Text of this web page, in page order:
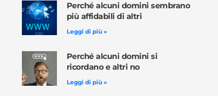
Perché alcuni domini sembrano
più affidabili di altri
Leggi di più »
Perché alcuni domini si
ricordano e altri no
Leggi di più »